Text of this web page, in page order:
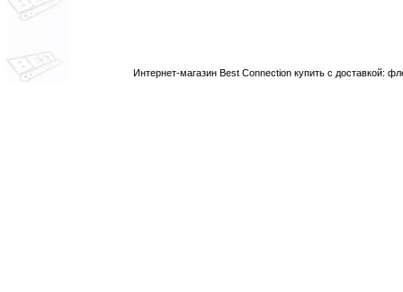
Интернет-магазин Best Connection купить с доставкой: